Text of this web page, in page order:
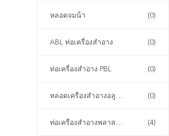
หลอดจมน้ํา (0)
ABL ท่อเครื่องสําอาง (0)
ท่อเครื่องสําอาง PBL (0)
หลอดเครื่องสําอางอลูมิเนียม (0)
ท่อเครื่องสําอางพลาสติก PCR (4)